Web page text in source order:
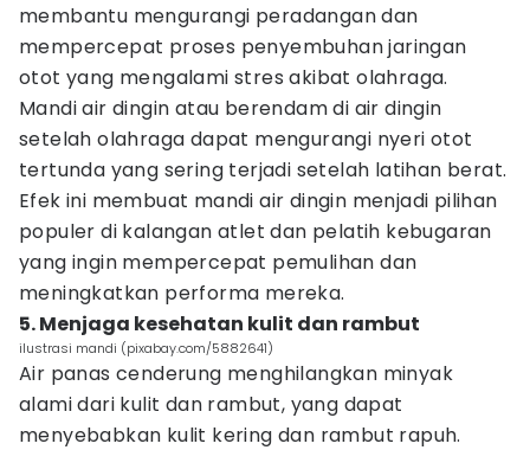
membantu mengurangi peradangan dan
mempercepat proses penyembuhan jaringan
otot yang mengalami stres akibat olahraga.
Mandi air dingin atau berendam di air dingin
setelah olahraga dapat mengurangi nyeri otot
tertunda yang sering terjadi setelah latihan berat.
Efek ini membuat mandi air dingin menjadi pilihan
populer di kalangan atlet dan pelatih kebugaran
yang ingin mempercepat pemulihan dan
meningkatkan performa mereka.
5. Menjaga kesehatan kulit dan rambut
ilustrasi mandi (pixabay.com/5882641)
Air panas cenderung menghilangkan minyak
alami dari kulit dan rambut, yang dapat
menyebabkan kulit kering dan rambut rapuh.